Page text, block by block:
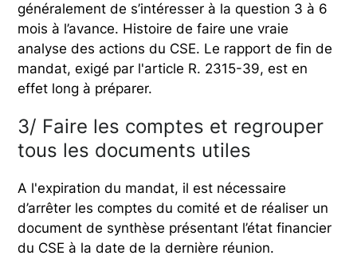
généralement de s’intéresser à la question 3 à 6
mois à l’avance. Histoire de faire une vraie
analyse des actions du CSE. Le rapport de fin de
mandat, exigé par l'article R. 2315-39, est en
effet long à préparer.
3/ Faire les comptes et regrouper
tous les documents utiles
A l'expiration du mandat, il est nécessaire
d’arrêter les comptes du comité et de réaliser un
document de synthèse présentant l’état financier
du CSE à la date de la dernière réunion.